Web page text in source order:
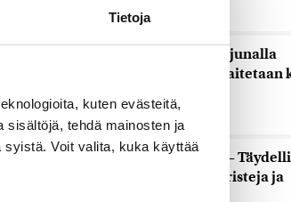
Tietoja
kuten evästeitä,
sisältöjä, tehdä mainosten ja
Voit valita, kuka käyttää
8.8.2026 11:30
Ensi viikolla Suomesta pääsee junalla
Haaparantaan, mutta matka taitetaan
”Se tuntuu maailmanlopulta” –
auringonpimennys kiehtoo turisteja ja